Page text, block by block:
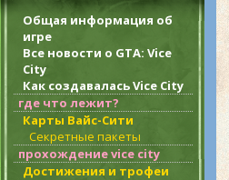
Общая информация об
игре
Все новости о GTA: Vice
City
Как создавалась Vice City
где что лежит?
Карты Вайс-Сити
Секретные пакеты
прохождение vice city
Достижения и трофеи